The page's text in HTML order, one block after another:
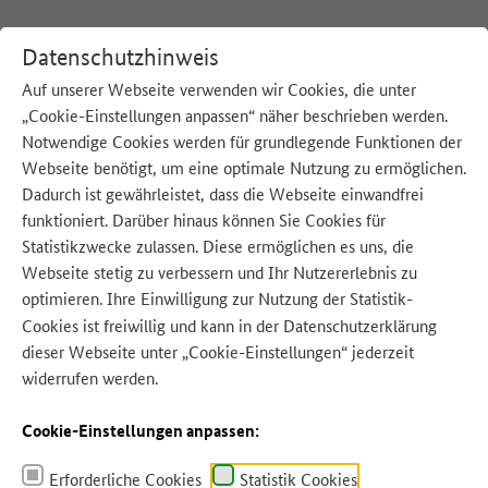
Datenschutzhinweis
Auf unserer Webseite verwenden wir Cookies, die unter
„Cookie-Einstellungen anpassen“ näher beschrieben werden.
Notwendige Cookies werden für grundlegende Funktionen der
Webseite benötigt, um eine optimale Nutzung zu ermöglichen.
Dadurch ist gewährleistet, dass die Webseite einwandfrei
funktioniert. Darüber hinaus können Sie Cookies für
Statistikzwecke zulassen. Diese ermöglichen es uns, die
Webseite stetig zu verbessern und Ihr Nutzererlebnis zu
optimieren. Ihre Einwilligung zur Nutzung der Statistik-
Cookies ist freiwillig und kann in der Datenschutzerklärung
dieser Webseite unter „Cookie-Einstellungen“ jederzeit
widerrufen werden.
Cookie-Einstellungen anpassen:
Erforderliche Cookies Statistik Cookies
:Startseite
Unsere Beiträge zum Thema:
Ähnliche Beiträge
Ähnliche Beiträge zu Tipps
– nachhaltig, einfach und lecker.